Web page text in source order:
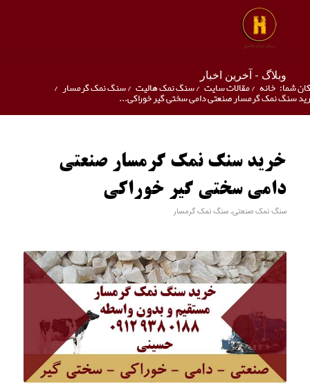
وبلاگ - آخرین اخبار
شما: خانه /مقالات سایت /سنگ نمک هالیت /سنگ نمک گرمسار /
سنگ نمک گرمسار صنعتی دامی سختی گیر خوراکی...
خرید سنگ نمک گرمسار صنعتی
دامی سختی گیر خوراکی
سنگ نمک صنعتی, سنگ نمک گرمسار